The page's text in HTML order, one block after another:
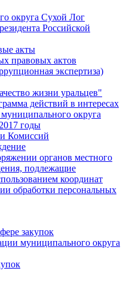
округа Сухой Лог
Российской
акты
правовых актов
экспертиза)
жизни уральцев"
действий в интересах
округа
годы
Комиссий
органов местного
подлежащие
координат
обработки персональных
закупок
муниципального округа